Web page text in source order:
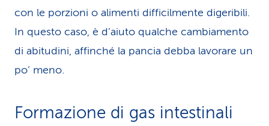
con le porzioni o alimenti difficilmente digeribili.
In questo caso, è d’aiuto qualche cambiamento
di abitudini, affinché la pancia debba lavorare un
po’ meno.
Formazione di gas intestinali